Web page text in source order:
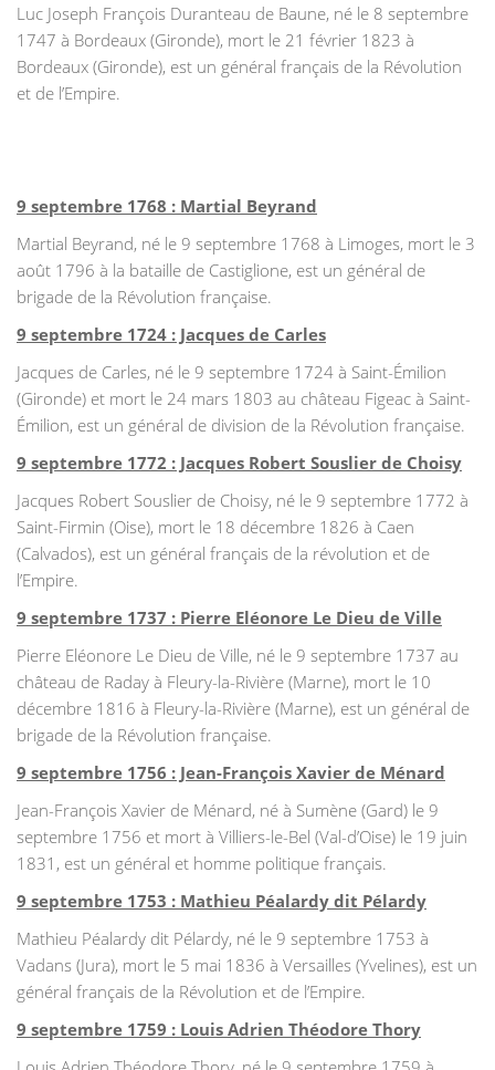
Luc Joseph François Duranteau de Baune, né le 8 septembre
1747 à Bordeaux (Gironde), mort le 21 février 1823 à
Bordeaux (Gironde), est un général français de la Révolution
et de l’Empire.
9 septembre 1768 : Martial Beyrand
Martial Beyrand, né le 9 septembre 1768 à Limoges, mort le 3
août 1796 à la bataille de Castiglione, est un général de
brigade de la Révolution française.
9 septembre 1724 : Jacques de Carles
Jacques de Carles, né le 9 septembre 1724 à Saint-Émilion
(Gironde) et mort le 24 mars 1803 au château Figeac à Saint-
Émilion, est un général de division de la Révolution française.
9 septembre 1772 : Jacques Robert Souslier de Choisy
Jacques Robert Souslier de Choisy, né le 9 septembre 1772 à
Saint-Firmin (Oise), mort le 18 décembre 1826 à Caen
(Calvados), est un général français de la révolution et de
l’Empire.
9 septembre 1737 : Pierre Eléonore Le Dieu de Ville
Pierre Eléonore Le Dieu de Ville, né le 9 septembre 1737 au
château de Raday à Fleury-la-Rivière (Marne), mort le 10
décembre 1816 à Fleury-la-Rivière (Marne), est un général de
brigade de la Révolution française.
9 septembre 1756 : Jean-François Xavier de Ménard
Jean-François Xavier de Ménard, né à Sumène (Gard) le 9
septembre 1756 et mort à Villiers-le-Bel (Val-d’Oise) le 19 juin
1831, est un général et homme politique français.
9 septembre 1753 : Mathieu Péalardy dit Pélardy
Mathieu Péalardy dit Pélardy, né le 9 septembre 1753 à
Vadans (Jura), mort le 5 mai 1836 à Versailles (Yvelines), est un
général français de la Révolution et de l’Empire.
9 septembre 1759 : Louis Adrien Théodore Thory